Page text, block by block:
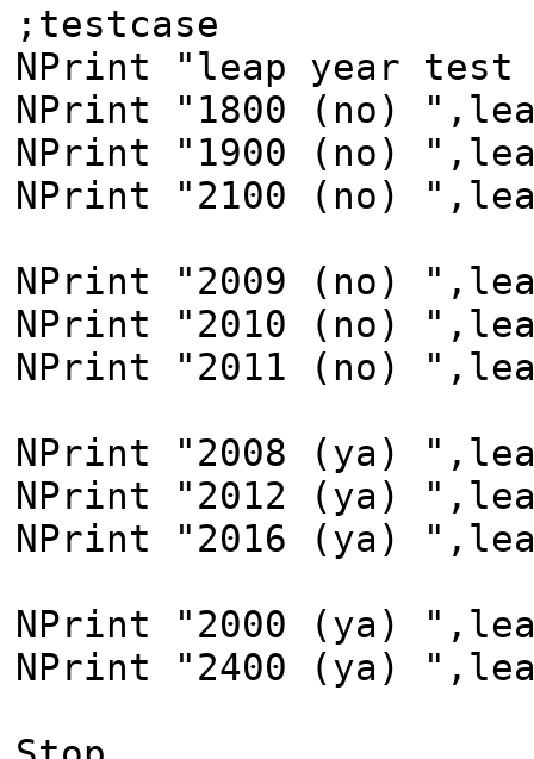
;testcase
NPrint "leap year test
NPrint "1800 (no)
NPrint "1900 (no)
NPrint "2100 (no)
NPrint "2009 (no)
NPrint "2010 (no)
NPrint "2011 (no)
NPrint "2008 (ya)
NPrint "2012 (ya)
NPrint "2016 (ya)
NPrint "2000 (ya)
NPrint "2400 (ya)